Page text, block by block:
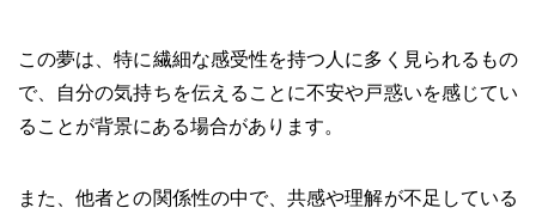
この夢は、特に繊細な感受性を持つ人に多く見られるもの
で、自分の気持ちを伝えることに不安や戸惑いを感じてい
ることが背景にある場合があります。
また、他者との関係性の中で、共感や理解が不足している